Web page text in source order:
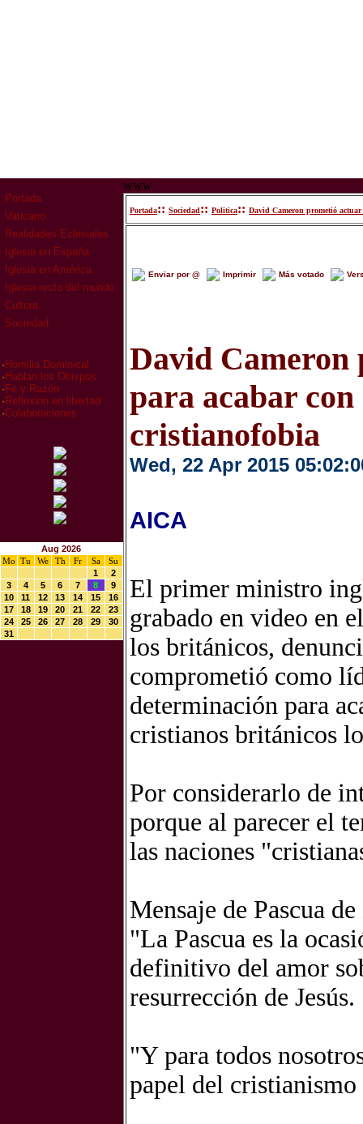
Portada
Vaticano
Realidades Eclesiales
Iglesia en España
Iglesia en América
Iglesia resto del mundo
Cultura
Sociedad
· Homilia Dominical
· Hablan los Obispos
· Fe y Razón
· Reflexion en libertad
·Colaboraciones
Aug 2026
Mo
Tu We Th Fr Sa
Su
1
2
3
4 5 6 7 8
9
10
11 12 13 14 15
16
17
18 19 20 21 22
23
24
25 26 27 28 29
30
31
www
Portada:: Sociedad:: Politica:: David Cameron prometió
Enviar por @ Imprimir Más votado
David Cameron
para acabar
cristianofobia
Wed, 22 Apr 2015
AICA
El primer ministro
grabado en video en
los británicos,
comprometió como
determinación para
cristianos británicos
Por considerarlo de
porque al parecer el
las naciones
Mensaje de Pascua
"La Pascua es la
definitivo del amor
resurrección de Jesús.
"Y para todos
papel del